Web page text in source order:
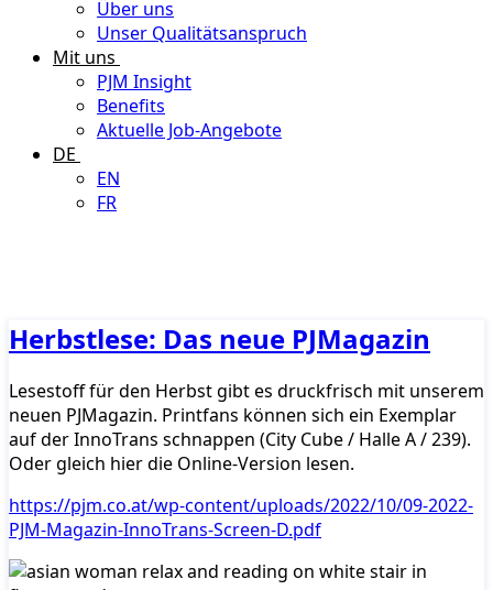
Über uns
Unser Qualitätsanspruch
Mit uns
PJM Insight
Benefits
Aktuelle Job-Angebote
DE
EN
FR
Herbstlese: Das neue PJMagazin
Lesestoff für den Herbst gibt es druckfrisch mit unserem
neuen PJMagazin. Printfans können sich ein Exemplar
auf der InnoTrans schnappen (City Cube / Halle A / 239).
Oder gleich hier die Online-Version lesen.
https://pjm.co.at/wp-content/uploads/2022/10/09-2022-
PJM-Magazin-InnoTrans-Screen-D.pdf